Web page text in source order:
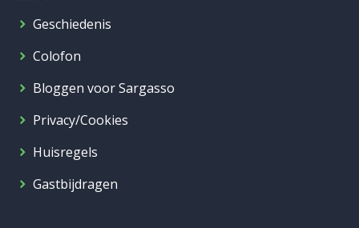
Geschiedenis
Colofon
Bloggen voor Sargasso
Privacy/Cookies
Huisregels
Gastbijdragen